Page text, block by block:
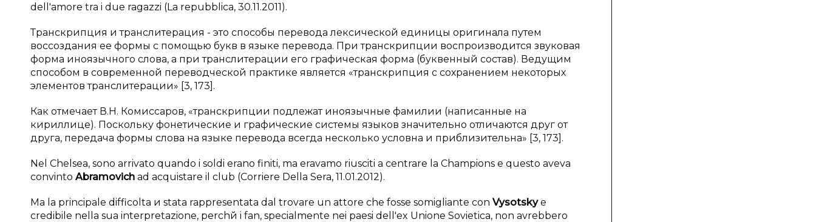
dell'amore tra i due ragazzi (La repubblica, 30.11.2011).
Транскрипция и транслитерация - это способы перевода лексической единицы оригинала путем
воссоздания ее формы с помощью букв в языке перевода. При транскрипции воспроизводится звуковая
форма иноязычного слова, а при транслитерации его графическая форма (буквенный состав). Ведущим
способом в современной переводческой практике является «транскрипция с сохранением некоторых
элементов транслитерации» [3, 173].
Как отмечает В.Н. Комиссаров, «транскрипции подлежат иноязычные фамилии (написанные на
кириллице). Поскольку фонетические и графические системы языков значительно отличаются друг от
друга, передача формы слова на языке перевода всегда несколько условна и приблизительна» [3, 173].
Nel Chelsea, sono arrivato quando i soldi erano finiti, ma eravamo riusciti a centrare la Champions e questo aveva
convinto Abramovich ad acquistare il club (Corriere Della Sera, 11.01.2012).
Ma la principale difficoltа и stata rappresentata dal trovare un attore che fosse somigliante con Vysotskye
credibile nella sua interpretazione, perchй i fan, specialmente nei paesi dell'ex Unione Sovietica, non avrebbero